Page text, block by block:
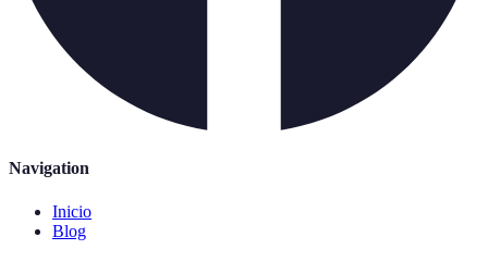
Navigation
Inicio
Blog